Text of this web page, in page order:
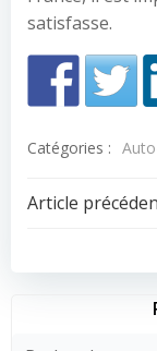
satisfasse.
Catégories :
de
Article